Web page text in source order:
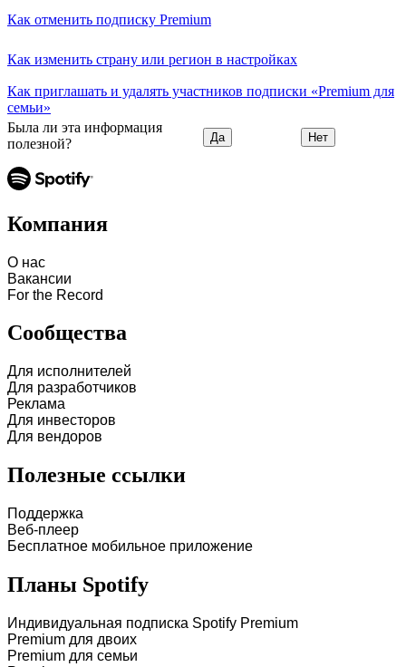
Как отменить подписку Premium
Как изменить страну или регион в настройках
Как приглашать и удалять участников подписки «Premium для
семьи»
Была ли эта информация
полезной?
Да Нет
Компания
О нас
Вакансии
For the Record
Сообщества
Для исполнителей
Для разработчиков
Реклама
Для инвесторов
Для вендоров
Полезные ссылки
Поддержка
Веб-плеер
Бесплатное мобильное приложение
Планы Spotify
Индивидуальная подписка Spotify Premium
Premium для двоих
Premium для семьи